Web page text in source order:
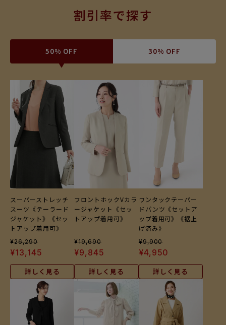
割引率で探す
50% OFF 30% OFF
スーパーストレッチ
スーツ《テーラード
ジャケット》《セッ
トアップ着用可》
¥26,290
¥13,145
詳しく見る
フロントホックVカラ
ージャケット《セッ
トアップ着用可》
¥19,690
¥9,845
詳しく見る
ワンタックテーパー
ドパンツ《セットア
ップ着用可》《裾上
げ済み》
¥9,900
¥4,950
詳しく見る